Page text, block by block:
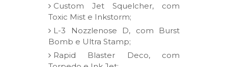
Custom Jet Squelcher, com
Toxic Mist e Inkstorm;
L-3 Nozzlenose D, com Burst
Bomb e Ultra Stamp;
Rapid Blaster Deco, com